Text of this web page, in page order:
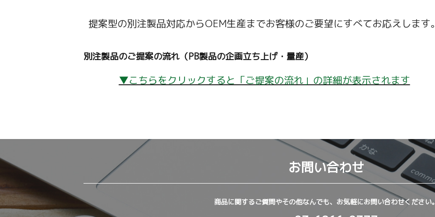
提案型の別注製品対応からOEM生産までお客様のご要望にすべてお応えします
別注製品のご提案の流れ（PB製品の企画立ち上げ・量産）
▼こちらをクリックすると「ご提案の流れ」の詳細が表示されます
お問い合わせ
商品に関するご質問やその他なんでも、お気軽にお問い合わせください